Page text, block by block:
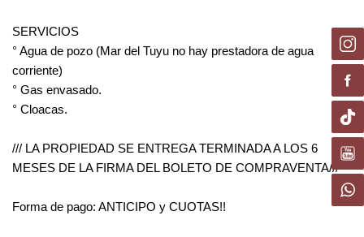
SERVICIOS
° Agua de pozo (Mar del Tuyu no hay prestadora de agua
corriente)
° Gas envasado.
° Cloacas.
/// LA PROPIEDAD SE ENTREGA TERMINADA A LOS 6
MESES DE LA FIRMA DEL BOLETO DE COMPRAVENTA///
Forma de pago: ANTICIPO y CUOTAS!!